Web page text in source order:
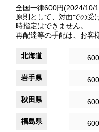
全国一律600円(2024/10/1
原則として、対面での受
時指定はできません。
再配達等の手配は、お客
北海道
岩手県
秋田県
福島県